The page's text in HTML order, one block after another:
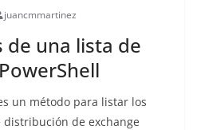
juancmmartinez
de una lista de
un método para listar los
de exchange